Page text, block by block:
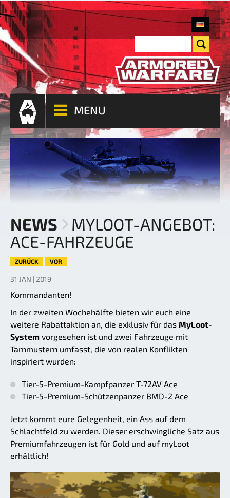
MENU
NEWS
MYLOOT-ANGEBOT:
ACE-FAHRZEUGE
ZURÜCK VOR
31 JAN | 2019
Kommandanten!
In der zweiten Wochehälfte bieten wir euch eine
weitere Rabattaktion an, die exklusiv für das MyLoot-
System vorgesehen ist und zwei Fahrzeuge mit
Tarnmustern umfasst, die von realen Konflikten
inspiriert wurden:
Tier-5-Premium-Kampfpanzer T-72AV Ace
Tier-5-Premium-Schützenpanzer BMD-2 Ace
Jetzt kommt eure Gelegenheit, ein Ass auf dem
Schlachtfeld zu werden. Dieser erschwingliche Satz aus
Premiumfahrzeugen ist für Gold und auf myLoot
erhältlich!